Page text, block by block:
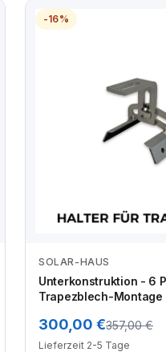
-16%
Zum
SOLAR-HAUS
Unterkonstruktion - 6
Trapezblech-Montage
300,00 €357,00 €
Lieferzeit 2-5 Tage